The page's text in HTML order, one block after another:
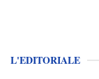
L'EDITORIALE